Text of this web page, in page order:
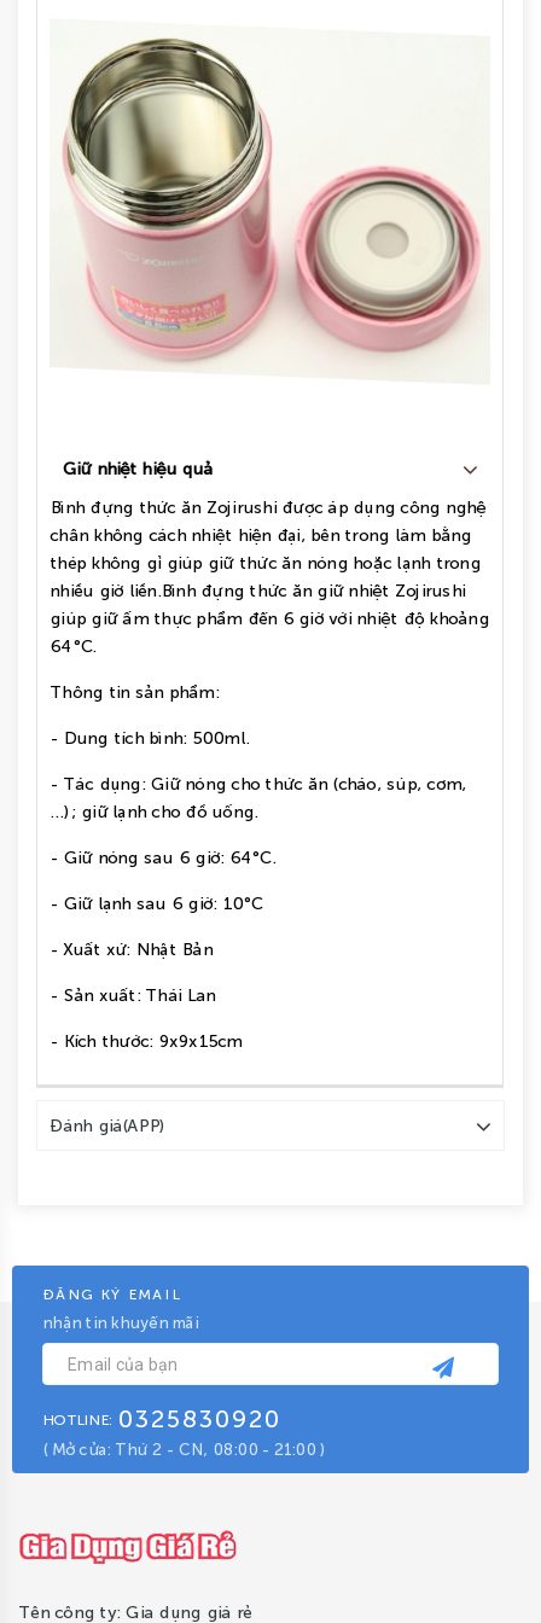
Giữ nhiệt hiệu quả
Bình đựng thức ăn Zojirushi được áp dụng công nghệ
chân không cách nhiệt hiện đại, bên trong làm bằng
thép không gỉ giúp giữ thức ăn nóng hoặc lạnh trong
nhiều giờ liền.Bình đựng thức ăn giữ nhiệt Zojirushi
giúp giữ ấm thực phẩm đến 6 giờ với nhiệt độ khoảng
64°C.
Thông tin sản phẩm:
- Dung tích bình: 500ml.
- Tác dụng: Giữ nóng cho thức ăn (cháo, súp, cơm,
…); giữ lạnh cho đồ uống.
- Giữ nóng sau 6 giờ: 64°C.
- Giữ lạnh sau 6 giờ: 10°C
- Xuất xứ: Nhật Bản
- Sản xuất: Thái Lan
- Kích thước: 9x9x15cm
Đánh giá(APP)
ĐĂNG KÝ EMAIL
nhận tin khuyến mãi
HOTLINE: 0325830920
( Mở cửa: Thứ 2 - CN, 08:00 - 21:00 )
Tên công ty: Gia dụng giá rẻ